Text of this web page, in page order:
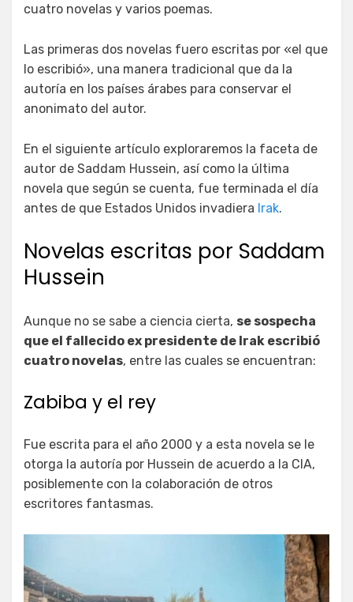
cuatro novelas y varios poemas.
Las primeras dos novelas fuero escritas por «el que
lo escribió», una manera tradicional que da la
autoría en los países árabes para conservar el
anonimato del autor.
En el siguiente artículo exploraremos la faceta de
autor de Saddam Hussein, así como la última
novela que según se cuenta, fue terminada el día
antes de que Estados Unidos invadiera Irak.
Novelas escritas por Saddam
Hussein
Aunque no se sabe a ciencia cierta, se sospecha
que el fallecido ex presidente de Irak escribió
cuatro novelas, entre las cuales se encuentran:
Zabiba y el rey
Fue escrita para el año 2000 y a esta novela se le
otorga la autoría por Hussein de acuerdo a la CIA,
posiblemente con la colaboración de otros
escritores fantasmas.